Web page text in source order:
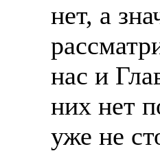
нет, а
нас и
них нет
уже не